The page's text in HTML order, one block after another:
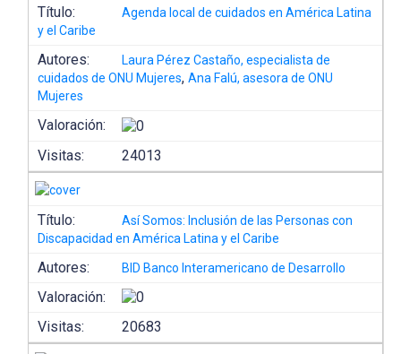
Título:
Agenda local de cuidados en América Latina
y el Caribe
Autores:
Laura Pérez Castaño, especialista de
cuidados de ONU Mujeres,Ana Falú, asesora de ONU
Mujeres
Valoración:
Visitas:
24013
Título:
Así Somos: Inclusión de las Personas con
Discapacidad en América Latina y el Caribe
Autores: BID Banco Interamericano de Desarrollo
Valoración:
Visitas:
20683